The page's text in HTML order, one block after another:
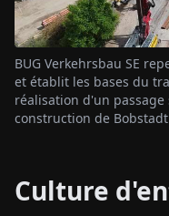
BUG Verkehrsbau SE
et établit les bases du
réalisation d'un
construction de Bobstadt
Culture